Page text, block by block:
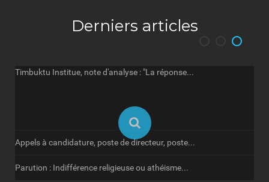
Derniers articles
Timbuktu Institue, note d'analyse : "La réponse...
Appels à candidature, poste de directeur, poste...
Parution : Indifférence religieuse ou athéisme...